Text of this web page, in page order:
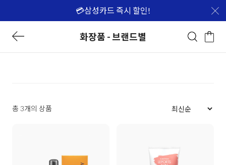
💳삼성카드 즉시 할인!
화장품 - 브랜드별
총 3개의 상품